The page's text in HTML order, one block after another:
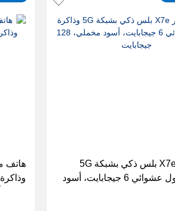
هاتف هونر X7e بلس ذكي بشبكة 5G
وذاكرة وصول عشوائي 6 جيجابايت، أسود